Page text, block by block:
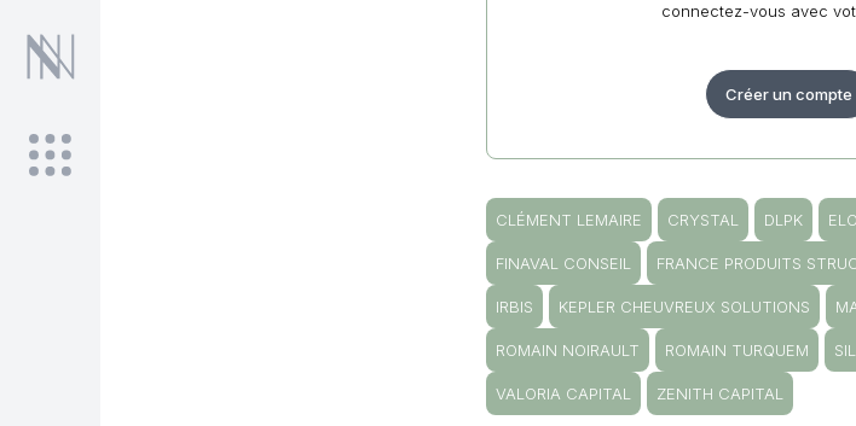
connectez-vous avec
Créer un compte
CLÉMENT LEMAIRE CRYSTAL DLPK
FINAVAL CONSEIL FRANCE PRODUITS
IRBIS KEPLER CHEUVREUX SOLUTIONS
ROMAIN NOIRAULT ROMAIN TURQUEM
VALORIA CAPITAL ZENITH CAPITAL